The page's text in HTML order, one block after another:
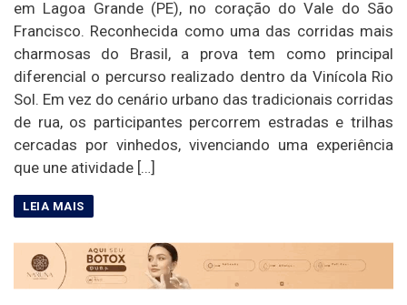
em Lagoa Grande (PE), no coração do Vale do São
Francisco. Reconhecida como uma das corridas mais
charmosas do Brasil, a prova tem como principal
diferencial o percurso realizado dentro da Vinícola Rio
Sol. Em vez do cenário urbano das tradicionais corridas
de rua, os participantes percorrem estradas e trilhas
cercadas por vinhedos, vivenciando uma experiência
que une atividade […]